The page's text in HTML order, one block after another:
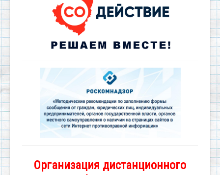
Организация дистанционного